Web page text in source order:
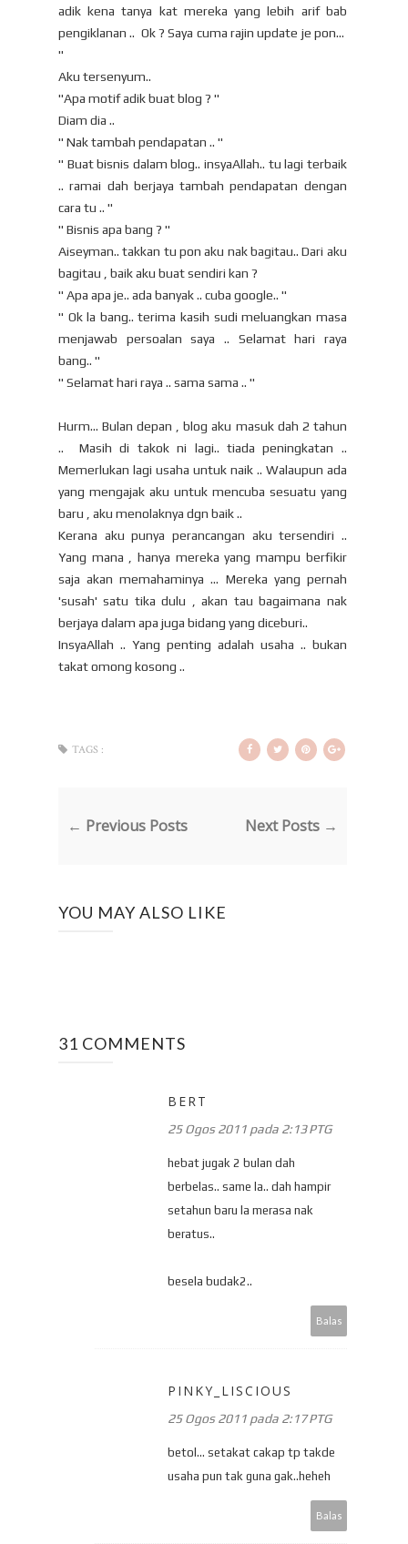
adik kena tanya kat mereka yang lebih arif bab
pengiklanan .. Ok ? Saya cuma rajin update je pon...
"
Aku tersenyum..
"Apa motif adik buat blog ? "
Diam dia ..
" Nak tambah pendapatan .. "
" Buat bisnis dalam blog.. insyaAllah.. tu lagi terbaik
.. ramai dah berjaya tambah pendapatan dengan
cara tu .. "
" Bisnis apa bang ? "
Aiseyman.. takkan tu pon aku nak bagitau.. Dari aku
bagitau , baik aku buat sendiri kan ?
" Apa apa je.. ada banyak .. cuba google.. "
" Ok la bang.. terima kasih sudi meluangkan masa
menjawab persoalan saya .. Selamat hari raya
bang.. "
" Selamat hari raya .. sama sama .. "
Hurm... Bulan depan , blog aku masuk dah 2 tahun
.. Masih di takok ni lagi.. tiada peningkatan ..
Memerlukan lagi usaha untuk naik .. Walaupun ada
yang mengajak aku untuk mencuba sesuatu yang
baru , aku menolaknya dgn baik ..
Kerana aku punya perancangan aku tersendiri ..
Yang mana , hanya mereka yang mampu berfikir
saja akan memahaminya ... Mereka yang pernah
'susah' satu tika dulu , akan tau bagaimana nak
berjaya dalam apa juga bidang yang diceburi..
InsyaAllah .. Yang penting adalah usaha .. bukan
takat omong kosong ..
TAGS :
← Previous Posts Next Posts →
YOU MAY ALSO LIKE
31 COMMENTS
BERT
25 Ogos 2011 pada 2:13 PTG
hebat jugak 2 bulan dah
berbelas.. same la.. dah hampir
setahun baru la merasa nak
beratus..
besela budak2..
Balas
PINKY_LISCIOUS
25 Ogos 2011 pada 2:17 PTG
betol... setakat cakap tp takde
usaha pun tak guna gak..heheh
Balas